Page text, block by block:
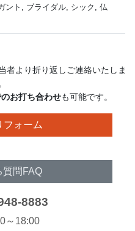
ント, ブライダル, シック, 仏
者より折り返しご連絡いたしま
お打ち合わせも可能です。
フォーム
質問 FAQ
8883
～18:00